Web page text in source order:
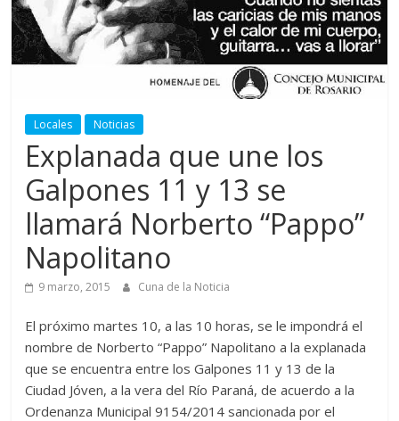
Locales Noticias
Explanada que une los
Galpones 11 y 13 se
llamará Norberto “Pappo”
Napolitano
9 marzo, 2015 Cuna de la Noticia
El próximo martes 10, a las 10 horas, se le impondrá el
nombre de Norberto “Pappo” Napolitano a la explanada
que se encuentra entre los Galpones 11 y 13 de la
Ciudad Jóven, a la vera del Río Paraná, de acuerdo a la
Ordenanza Municipal 9154/2014 sancionada por el